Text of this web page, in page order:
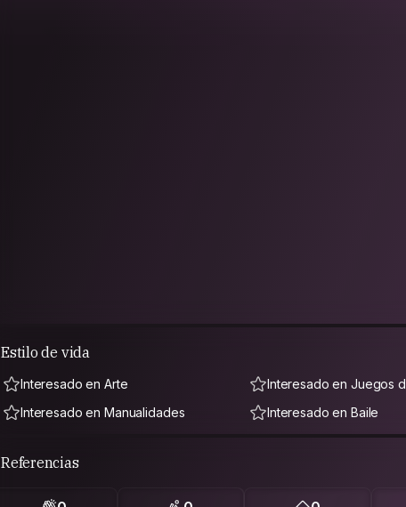
Estilo de vida
Interesado en Arte
Interesado en Juegos
Interesado en Manualidades
Interesado en Baile
Referencias